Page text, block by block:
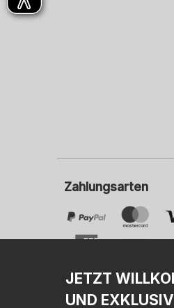
Zahlungsarten
JETZT
UND